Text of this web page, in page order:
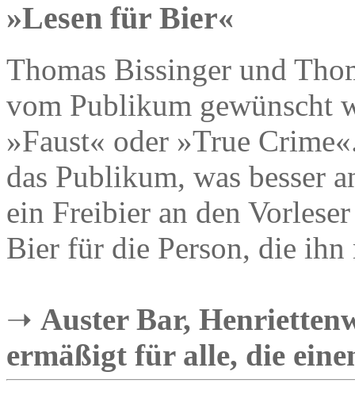
»Lesen für Bier«
Thomas Bissinger und
vom Publikum gewünscht
»Faust« oder »True
das Publikum, was besser
ein Freibier an den
Bier für die Person, die ihn
➝ Auster Bar,
ermäßigt für alle, die